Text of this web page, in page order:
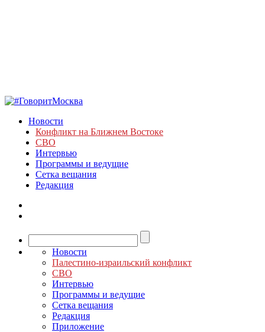
Новости
Конфликт на Ближнем Востоке
СВО
Интервью
Программы и ведущие
Сетка вещания
Редакция
Новости
Палестино-израильский конфликт
СВО
Интервью
Программы и ведущие
Сетка вещания
Редакция
Приложение